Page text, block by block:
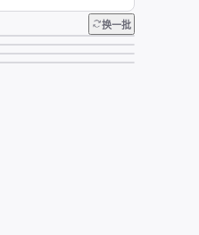
换一批